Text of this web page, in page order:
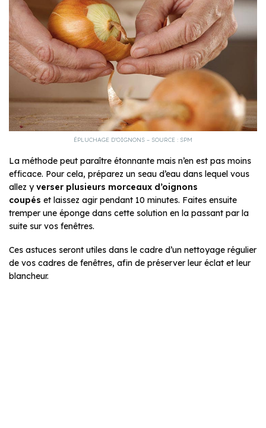
ÉPLUCHAGE D’OIGNONS – SOURCE : SPM
La méthode peut paraître étonnante mais n’en est pas moins
efficace. Pour cela, préparez un seau d’eau dans lequel vous
allez yverser plusieurs morceaux d’oignons
coupés et laissez agir pendant 10 minutes. Faites ensuite
tremper une éponge dans cette solution en la passant par la
suite sur vos fenêtres.
Ces astuces seront utiles dans le cadre d’un nettoyage régulier
de vos cadres de fenêtres, afin de préserver leur éclat et leur
blancheur.